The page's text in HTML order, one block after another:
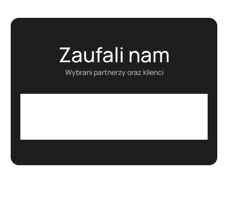
Zaufali nam
Wybrani partnerzy oraz klienci